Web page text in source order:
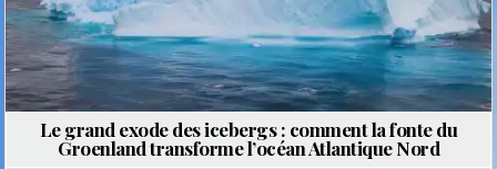
Le grand exode des icebergs : comment la fonte du
Groenland transforme l’océan Atlantique Nord